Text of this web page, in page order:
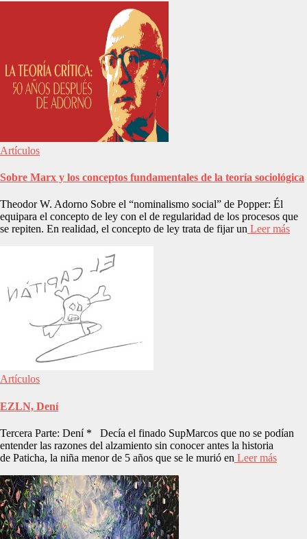
Artículos
Sobre Marx y los conceptos fundamentales de la teoría sociológica
Theodor W. Adorno Sobre el “nominalismo social” de Popper: Él
equipara el concepto de ley con el de regularidad de los procesos que
se repiten. En realidad, el concepto de ley trata de fijar un Leer más
Artículos
EZLN, Dení
Tercera Parte: Dení * Decía el finado SupMarcos que no se podían
entender las razones del alzamiento sin conocer antes la historia
de Paticha, la niña menor de 5 años que se le murió en Leer más